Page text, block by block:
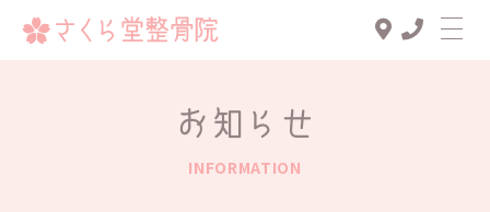
診療メニュー
お知らせ
INFORMATION